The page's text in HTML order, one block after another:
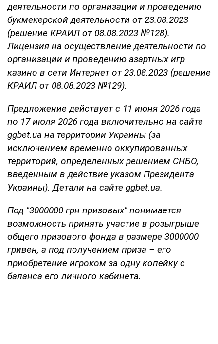
деятельности по организации и проведению
букмекерской деятельности от 23.08.2023
(решение КРАИЛ от 08.08.2023 №128).
Лицензия на осуществление деятельности по
организации и проведению азартных игр
казино в сети Интернет от 23.08.2023 (решение
КРАИЛ от 08.08.2023 №129).
Предложение действует с 11 июня 2026 года
по 17 июля 2026 года включительно на сайте
ggbet.ua на территории Украины (за
исключением временно оккупированных
территорий, определенных решением СНБО,
введенным в действие указом Президента
Украины). Детали на сайте ggbet.ua.
Под "3000000 грн призовых" понимается
возможность принять участие в розыгрыше
общего призового фонда в размере 3000000
гривен, а под получением приза – его
приобретение игроком за одну копейку с
баланса его личного кабинета.